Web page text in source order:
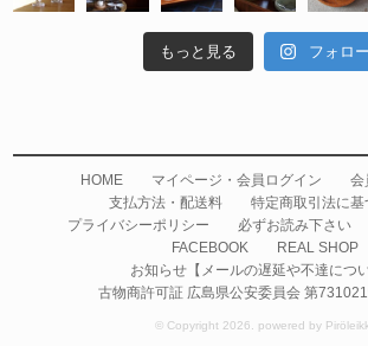
もっと見る フォロー
HOME マイページ・会員ログイン
会
支払方法・配送料
特定商取引法に基
プライバシーポリシー
必ずお読み下さい
FACEBOOK
REAL SHOP
お知らせ【メールの遅延や不達につい
古物商許可証 広島県公安委員会 第
© Copyright 2026. powered by